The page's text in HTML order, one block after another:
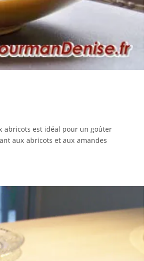
abricots est idéal pour un goûter
aux abricots et aux amandes